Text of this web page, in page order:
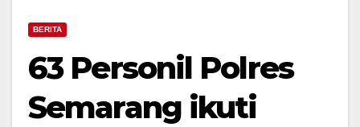
BERITA
63 Personil Polres
Semarang ikuti